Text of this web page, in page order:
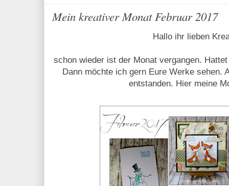
Mein kreativer Monat Februar 2017
Hallo ihr lieben
schon wieder ist der Monat vergangen.
Dann möchte ich gern Eure Werke sehen.
entstanden. Hier meine